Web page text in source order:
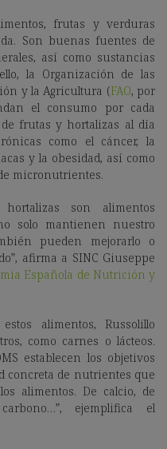
frutas y verduras
Son buenas fuentes de
así como sustancias
la Organización de las
y la Agricultura (FAO, por
el consumo por cada
frutas y hortalizas al día
como el cáncer, la
y la obesidad, así como
micronutrientes.
son alimentos
solo mantienen nuestro
pueden mejorarlo o
afirma a SINC Giuseppe
Española de Nutrición y
alimentos, Russolillo
como carnes o lácteos.
establecen los objetivos
concreta de nutrientes que
alimentos. De calcio, de
ejemplifica el